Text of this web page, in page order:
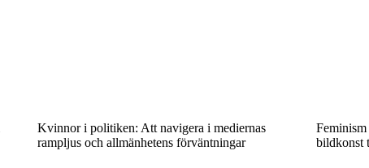
Kvinnor i politiken: Att navigera i mediernas
rampljus och allmänhetens förväntningar
bildkonst